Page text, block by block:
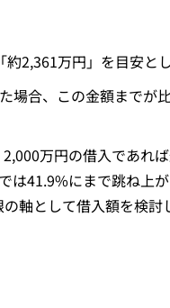
2,361万円」を目安と
場合、この金額までが
万円の借入であれ
は41.9%にまで跳ね上
軸として借入額を検討